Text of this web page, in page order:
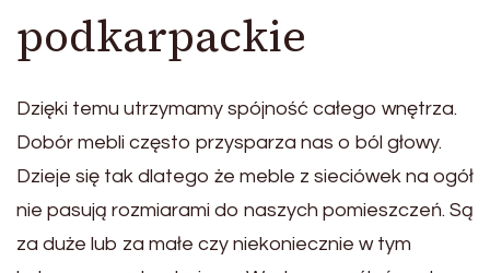
podkarpackie
Dzięki temu utrzymamy spójność całego wnętrza.
Dobór mebli często przysparza nas o ból głowy.
Dzieje się tak dlatego że meble z sieciówek na ogół
nie pasują rozmiarami do naszych pomieszczeń. Są
za duże lub za małe czy niekoniecznie w tym